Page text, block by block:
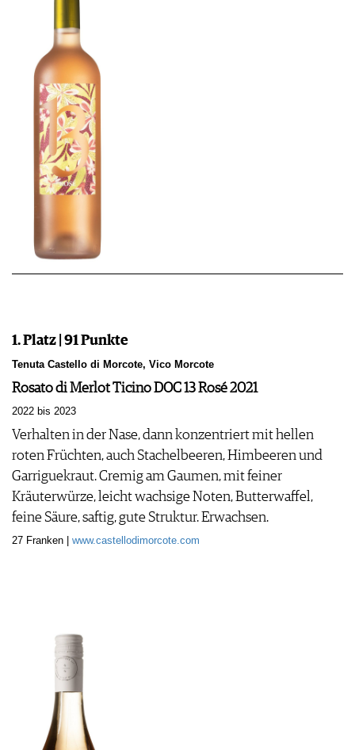
1. Platz | 91 Punkte
Tenuta Castello di Morcote, Vico Morcote
Rosato di Merlot Ticino DOC 13 Rosé 2021
2022 bis 2023
Verhalten in der Nase, dann konzentriert mit hellen
roten Früchten, auch Stachelbeeren, Himbeeren und
Garriguekraut. Cremig am Gaumen, mit feiner
Kräuterwürze, leicht wachsige Noten, Butterwaffel,
feine Säure, saftig, gute Struktur. Erwachsen.
27 Franken | www.castellodimorcote.com